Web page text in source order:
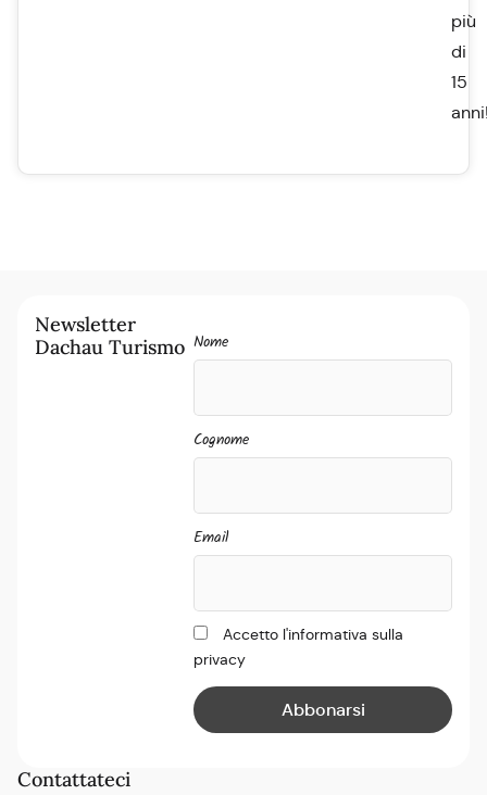
più
di
15
Contattateci
Newsletter
Dachau Turismo Nome
Cognome
Email
Accetto l'informativa sulla
privacy